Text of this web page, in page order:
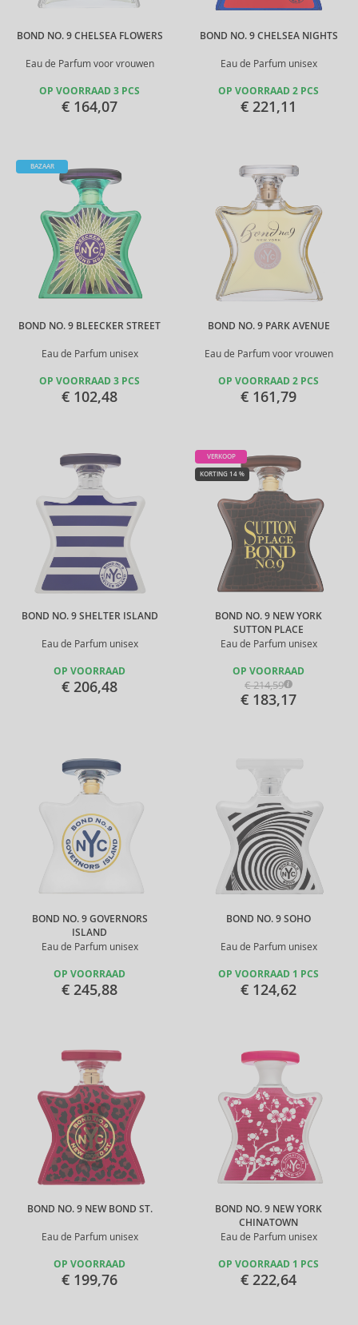
BOND NO. 9 CHELSEA FLOWERS
Eau de Parfum voor vrouwen
OP VOORRAAD 3 PCS
€ 164,07
BOND NO. 9 CHELSEA NIGHTS
Eau de Parfum unisex
OP VOORRAAD 2 PCS
€ 221,11
BOND NO. 9 BLEECKER STREET
Eau de Parfum unisex
BAZAAR
OP VOORRAAD 3 PCS
€ 102,48
BOND NO. 9 PARK AVENUE
Eau de Parfum voor vrouwen
OP VOORRAAD 2 PCS
€ 161,79
BOND NO. 9 SHELTER ISLAND
Eau de Parfum unisex
OP VOORRAAD
€ 206,48
BOND NO. 9 NEW YORK
SUTTON PLACE
Eau de Parfum unisex
VERKOOP
KORTING 14 %
OP VOORRAAD
€ 214,59
€ 183,17
BOND NO. 9 GOVERNORS
ISLAND
Eau de Parfum unisex
OP VOORRAAD
€ 245,88
BOND NO. 9 SOHO
Eau de Parfum unisex
OP VOORRAAD 1 PCS
€ 124,62
BOND NO. 9 NEW BOND ST.
Eau de Parfum unisex
OP VOORRAAD
€ 199,76
BOND NO. 9 NEW YORK
CHINATOWN
Eau de Parfum unisex
OP VOORRAAD 1 PCS
€ 222,64